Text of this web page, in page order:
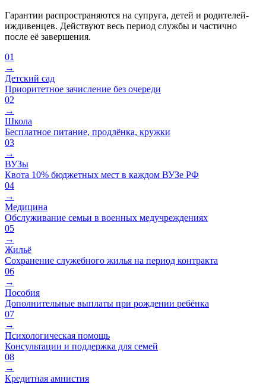
Гарантии распространяются на супруга, детей и родителей-
иждивенцев. Действуют весь период службы и частично
после её завершения.
01
→
Детский сад
Приоритетное зачисление без очереди
02
→
Школа
Бесплатное питание, продлёнка, кружки
03
→
ВУЗы
Квота 10% бюджетных мест в каждом ВУЗе РФ
04
→
Медицина
Обслуживание семьи в военных медучреждениях
05
→
Жильё
Сохранение служебного жилья на период контракта
06
→
Пособия
Дополнительные выплаты при рождении ребёнка
07
→
Психологическая помощь
Консультации и поддержка для семей
08
→
Кредитная амнистия